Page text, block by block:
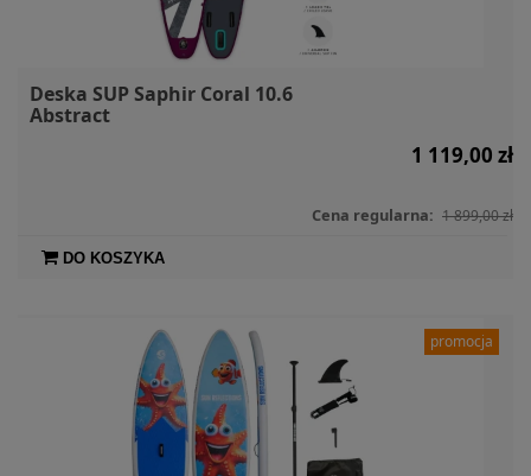
Deska SUP Saphir Coral 10.6
Abstract
1 119,00 zł
Cena regularna: 1 899,00 zł
DO KOSZYKA
promocja